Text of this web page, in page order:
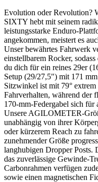
Evolution oder Revolution?
SIXTY hebt mit seinem
leistungsstarke Enduro-
angekommen, meistert es
Unser bewährtes Fahrwerk
einstellbarem Rocker,
du dich für ein reines 29er
Setup (29/27,5") mit 171
Sitzwinkel ist mit 79°
Fahrverhalten, während der
170-mm-Federgabel sich
Unsere AGILOMETER-
unabhängig von ihrer
oder kürzerem Reach zu
zunehmender Größe
langhubigen Dropper
das zuverlässige Gewinde-
Carbonrahmen verfügen
sowie einen magnetischen